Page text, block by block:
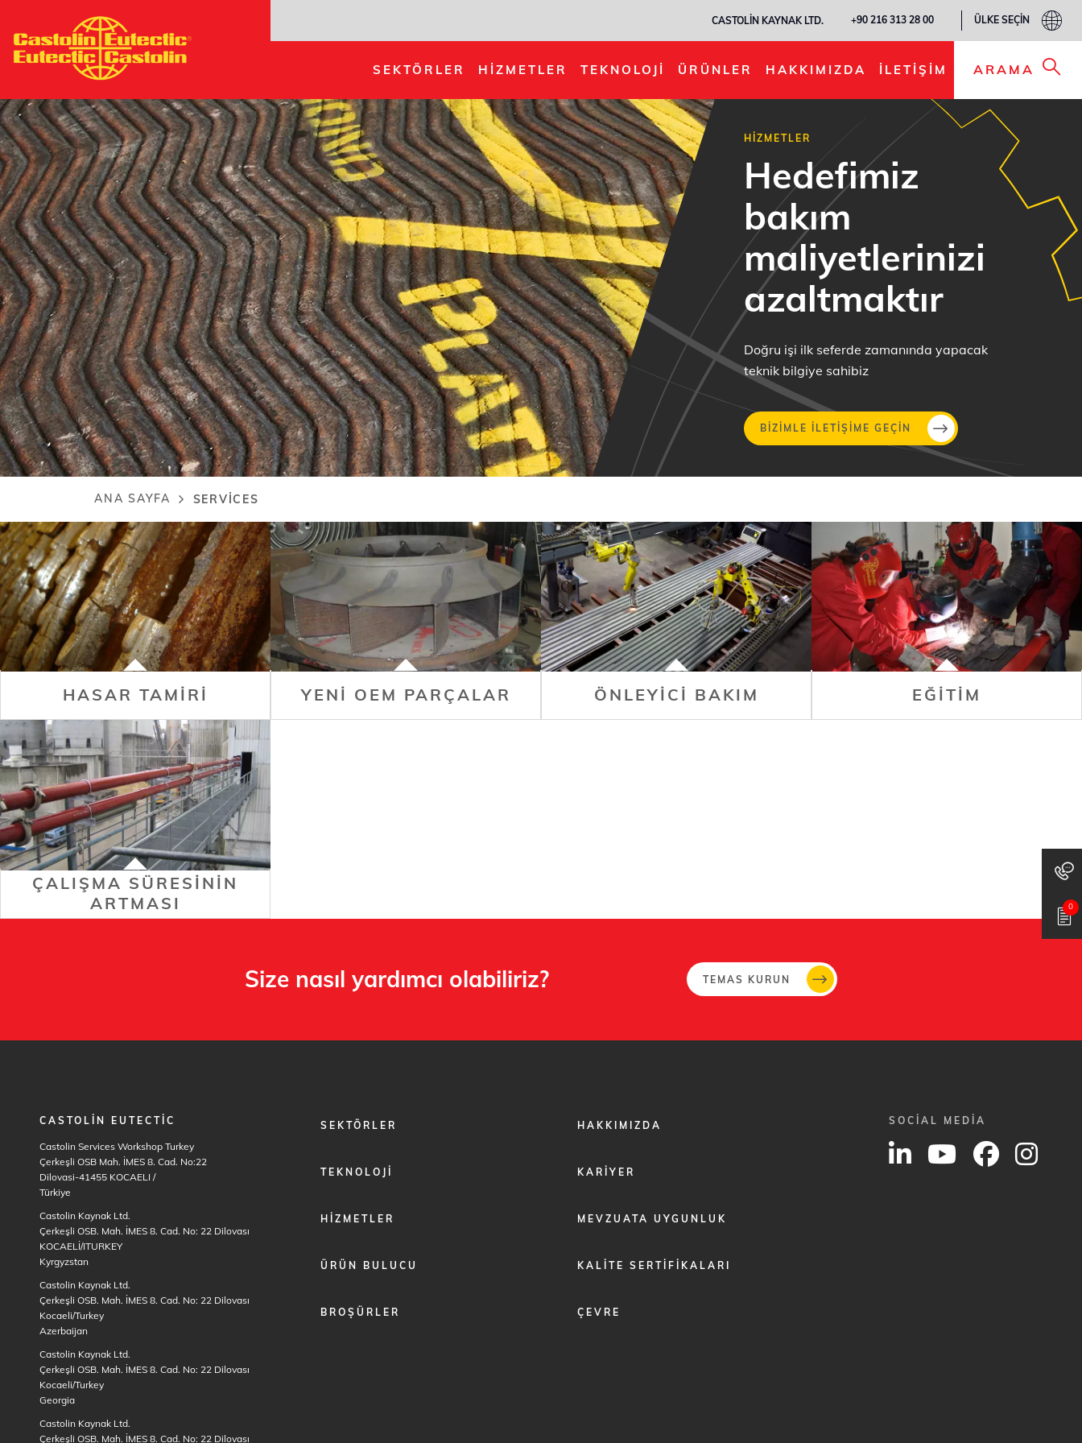
içeriğe
atla
CASTOLIN KAYNAK LTD. +90 216 313 28 00 ÜLKE SEÇIN
SEKTÖRLER HIZMETLER TEKNOLOJI ÜRÜNLER HAKKIMIZDA İLETIŞIM ARAMA
0
HIZMETLER
Hedefimiz
bakım
maliyetlerinizi
azaltmaktır
Doğru işi ilk seferde zamanında yapacak
teknik bilgiye sahibiz
BIZIMLE ILETIŞIME GEÇIN
Sayfa
yolu
ANA SAYFA SERVICES
HASAR TAMIRI YENI OEM PARÇALAR ÖNLEYICI BAKIM EĞITIM
ÇALIŞMA SÜRESININ
ARTMASI
Size nasıl yardımcı olabiliriz? TEMAS KURUN
CASTOLIN EUTECTIC
Castolin Services Workshop Turkey
Çerkeşli OSB Mah. İMES 8. Cad. No:22
Dilovasi-41455 KOCAELI /
Türkiye
Castolin Kaynak Ltd.
Çerkeşli OSB. Mah. İMES 8. Cad. No: 22 Dilovası
KOCAELİ/ITURKEY
Kyrgyzstan
Castolin Kaynak Ltd.
Çerkeşli OSB. Mah. İMES 8. Cad. No: 22 Dilovası
Kocaeli/Turkey
Azerbaijan
Castolin Kaynak Ltd.
Çerkeşli OSB. Mah. İMES 8. Cad. No: 22 Dilovası
Kocaeli/Turkey
Georgia
Castolin Kaynak Ltd.
Çerkeşli OSB. Mah. İMES 8. Cad. No: 22 Dilovası
FOOTER
SEKTÖRLER
TEKNOLOJI
HIZMETLER
ÜRÜN BULUCU
BROŞÜRLER
FOOTER
HAKKIMIZDA
KARIYER
MEVZUATA UYGUNLUK
KALITE SERTIFIKALARI
ÇEVRE
SOCIAL MEDIA